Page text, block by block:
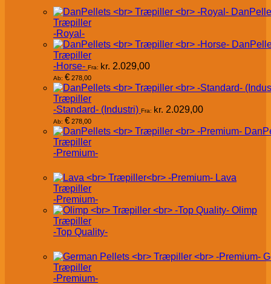
Træpiller
-Royal-
Træpiller
-Horse- Fra: kr. 2.029,00
Ab: € 278,00
Træpiller
-Standard- (Industri) Fra: kr. 2.029,00
Ab: € 278,00
Træpiller
-Premium-
Lava
Træpiller
-Premium-
Olimp
Træpiller
-Top Quality-
Træpiller
-Premium-